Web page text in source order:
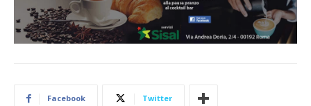
Facebook Twitter